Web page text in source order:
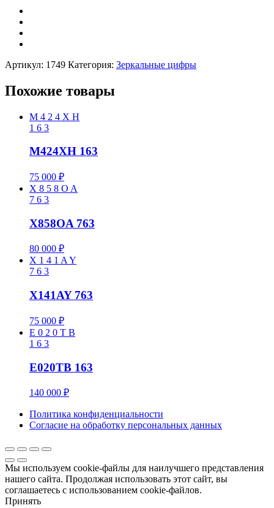
Артикул: 1749 Категория: Зеркальные цифры
Похожие товары
M 4 2 4 X H
1 6 3
M424XH 163
75 000 ₽
X 8 5 8 O A
7 6 3
X858OA 763
80 000 ₽
X 1 4 1 AY
7 6 3
X141AY 763
75 000 ₽
E 0 2 0 T B
1 6 3
E020TB 163
140 000 ₽
Политика конфиденциальности
Cогласие на обработку персональных данных
Мы используем cookie-файлы для наилучшего представления
нашего сайта. Продолжая использовать этот сайт, вы
соглашаетесь с использованием cookie-файлов.
Принять